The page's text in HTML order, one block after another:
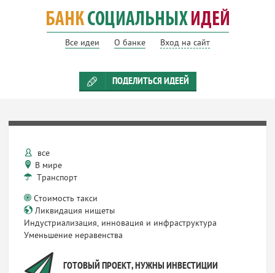
Все идеи О банке Вход на сайт
ПОДЕЛИТЬСЯ ИДЕЕЙ
все
В мире
Транспорт
Стоимость такси
Ликвидация нищеты
Индустриализация, инновация и инфраструктура
Уменьшение неравенства
ГОТОВЫЙ ПРОЕКТ, НУЖНЫ ИНВЕСТИЦИИ